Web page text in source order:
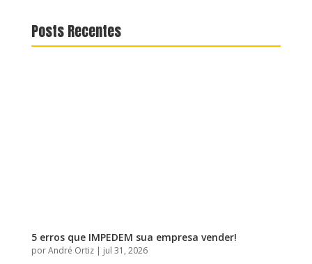
Posts Recentes
5 erros que IMPEDEM sua empresa vender!
porAndré Ortiz| jul 31, 2026